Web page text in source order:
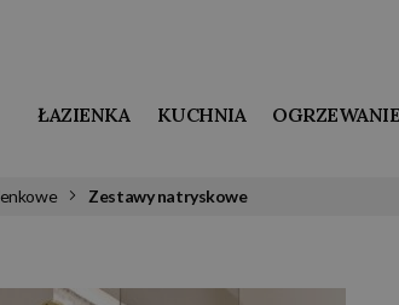
ŁAZIENKA KUCHNIA OGRZEWANIE
Zestawy natryskowe